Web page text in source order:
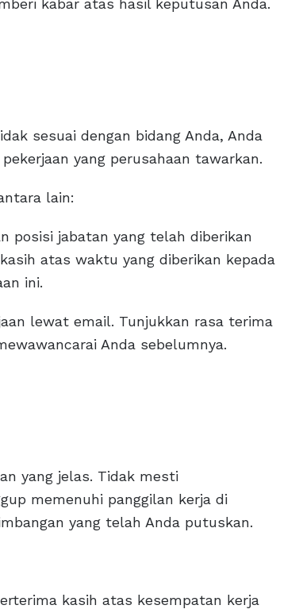
kabar atas hasil keputusan Anda.
sesuai dengan bidang Anda, Anda
yang perusahaan tawarkan.
lain:
posisi jabatan yang telah diberikan
atas waktu yang diberikan kepada
ini.
lewat email. Tunjukkan rasa terima
Anda sebelumnya.
yang jelas. Tidak mesti
memenuhi panggilan kerja di
yang telah Anda putuskan.
kasih atas kesempatan kerja